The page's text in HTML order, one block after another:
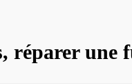
réparer une